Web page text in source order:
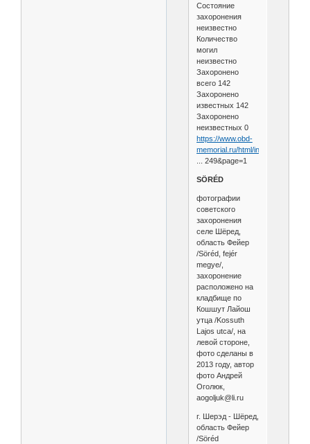
Состояние
захоронения
неизвестно
Количество
могил
неизвестно
Захоронено
всего 142
Захоронено
известных 142
Захоронено
неизвестных 0
https://www.obd-
memorial.ru/html/info.h
... 249&page=1
SÖRÉD
фотографии
советского
захоронения
селе Шёред,
область Фейер
/Söréd, fejér
megye/,
захоронение
расположено на
кладбище по
Кошшут Лайош
утца /Kossuth
Lajos utca/, на
левой стороне,
фото сделаны в
2013 году, автор
фото Андрей
Оголюк,
aogoljuk@li.ru
г. Шерэд - Шёред,
область Фейер
/Söréd